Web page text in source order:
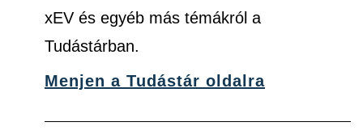
xEV és egyéb más témákról a
Tudástárban.
Menjen a Tudástár oldalra